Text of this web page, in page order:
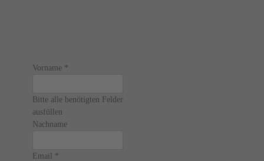
Vorname *
Bitte alle benötigten Felder
ausfüllen
Nachname
Email *